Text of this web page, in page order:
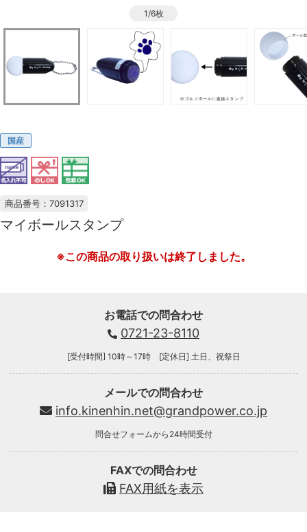
1/6枚
国産
商品番号：7091317
マイボールスタンプ
※この商品の取り扱いは終了しました。
お電話での問合わせ
0721-23-8110
[受付時間] 10時～17時 [定休日] 土日、祝祭日
メールでの問合わせ
info.kinenhin.net@grandpower.co.jp
問合せフォームから24時間受付
FAXでの問合わせ
FAX用紙を表示